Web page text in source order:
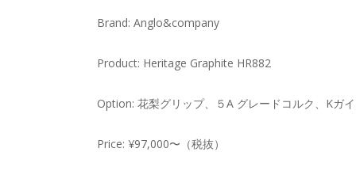
Brand: Anglo&company
Product: Heritage Graphite HR882
Option: 花梨グリップ、５A グレードコルク、Kガ
Price: ¥97,000〜（税抜）